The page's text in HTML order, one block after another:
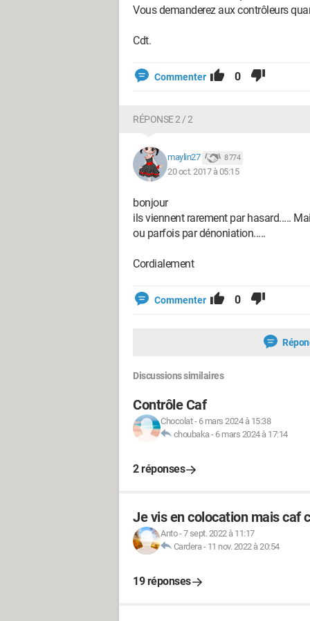
Vous demanderez aux contrôleurs
Cdt.
Commenter 0
RÉPONSE 2 / 2
maylin27 8 774
20 oct. 2017 à 05:15
bonjour
ils viennent rarement par hasard.....
ou parfois par dénoniation.....
Cordialement
Commenter 0
Discussions similaires
Contrôle Caf
Chocolat- 6 mars 2024 à 15:38
choubaka- 6 mars 2024 à 17:14
2 réponses
Je vis en colocation mais caf
Anto-7 sept. 2022 à 11:17
Cardera- 11 nov. 2022 à 20:54
19 réponses